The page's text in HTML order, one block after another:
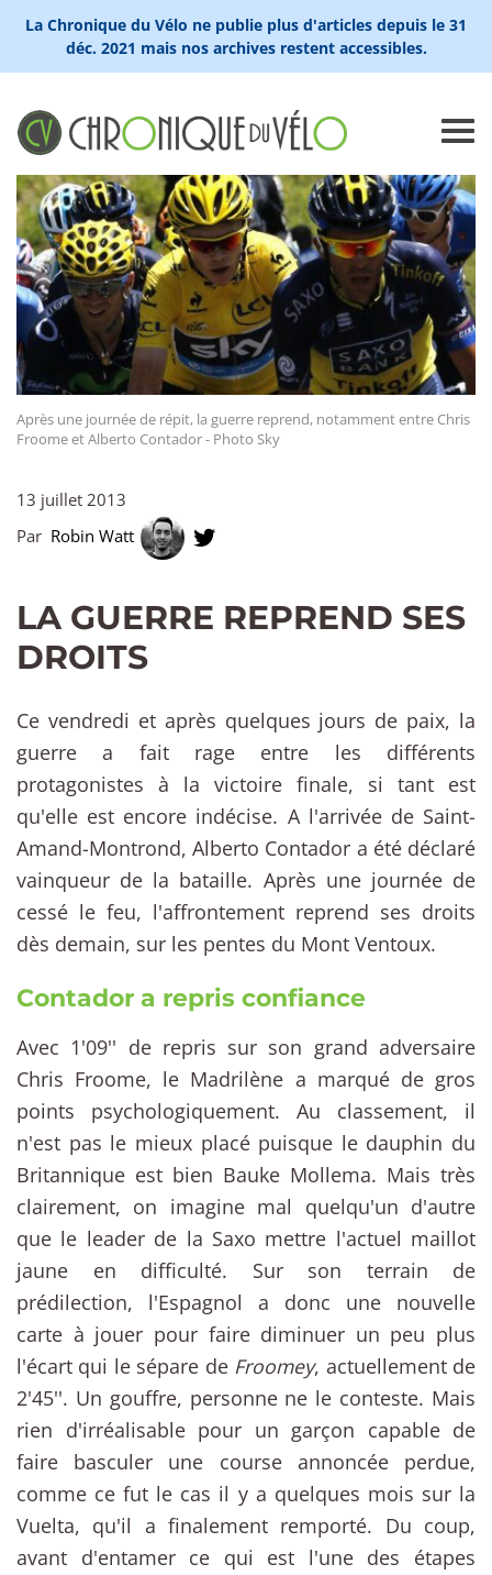
La Chronique du Vélo ne publie plus d'articles depuis le 31
déc. 2021 mais nos archives restent accessibles.
Après une journée de répit, la guerre reprend, notamment entre Chris
Froome et Alberto Contador - Photo Sky
13 juillet 2013
Par Robin Watt
LA GUERRE REPREND SES
DROITS
Ce vendredi et après quelques jours de paix, la
guerre a fait rage entre les différents
protagonistes à la victoire finale, si tant est
qu'elle est encore indécise. A l'arrivée de Saint-
Amand-Montrond, Alberto Contador a été déclaré
vainqueur de la bataille. Après une journée de
cessé le feu, l'affrontement reprend ses droits
dès demain, sur les pentes du Mont Ventoux.
Contador a repris confiance
Avec 1'09'' de repris sur son grand adversaire
Chris Froome, le Madrilène a marqué de gros
points psychologiquement. Au classement, il
n'est pas le mieux placé puisque le dauphin du
Britannique est bien Bauke Mollema. Mais très
clairement, on imagine mal quelqu'un d'autre
que le leader de la Saxo mettre l'actuel maillot
jaune en difficulté. Sur son terrain de
prédilection, l'Espagnol a donc une nouvelle
carte à jouer pour faire diminuer un peu plus
l'écart qui le sépare de Froomey, actuellement de
2'45''. Un gouffre, personne ne le conteste. Mais
rien d'irréalisable pour un garçon capable de
faire basculer une course annoncée perdue,
comme ce fut le cas il y a quelques mois sur la
Vuelta, qu'il a finalement remporté. Du coup,
avant d'entamer ce qui est l'une des étapes